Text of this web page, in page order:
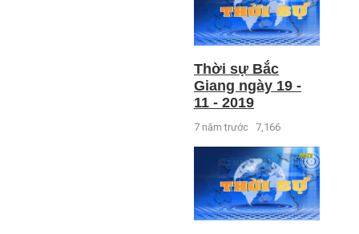
Thời sự Bắc
Giang ngày 19 -
11 - 2019
7 năm trước 7,166